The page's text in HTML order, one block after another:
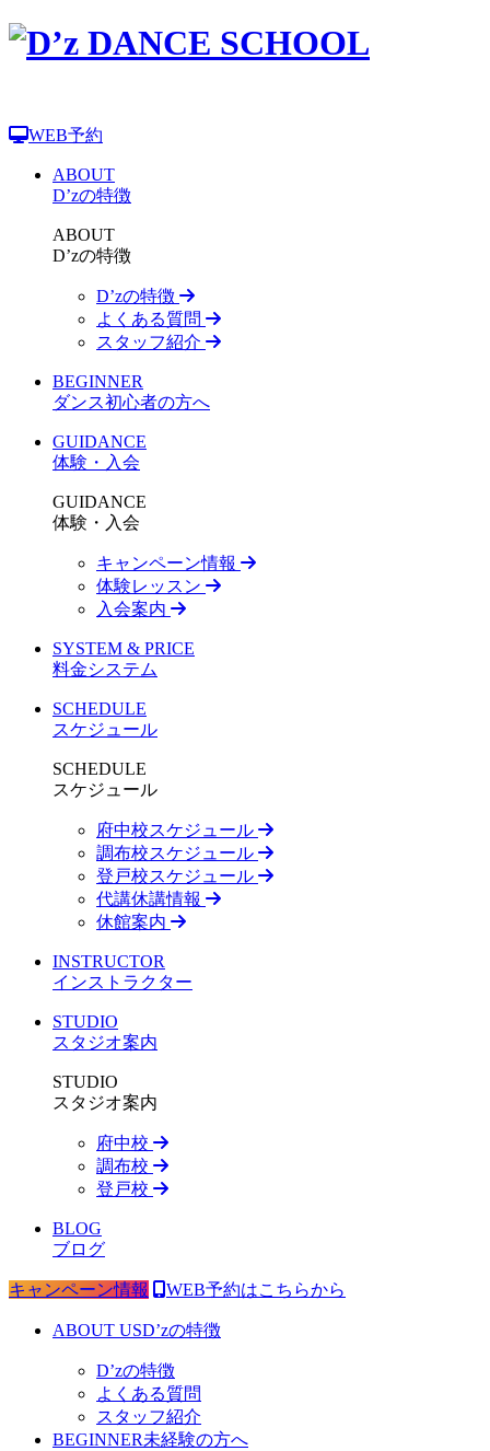
WEB予約
ABOUT
D’zの特徴
ABOUT
D’zの特徴
D’zの特徴
よくある質問
スタッフ紹介
BEGINNER
ダンス初心者の方へ
GUIDANCE
体験・入会
GUIDANCE
体験・入会
キャンペーン情報
体験レッスン
入会案内
SYSTEM & PRICE
料金システム
SCHEDULE
スケジュール
SCHEDULE
スケジュール
府中校スケジュール
調布校スケジュール
登戸校スケジュール
代講休講情報
休館案内
INSTRUCTOR
インストラクター
STUDIO
スタジオ案内
STUDIO
スタジオ案内
府中校
調布校
登戸校
BLOG
ブログ
キャンペーン情報 WEB予約はこちらから
ABOUT USD’zの特徴
D’zの特徴
よくある質問
スタッフ紹介
BEGINNER未経験の方へ